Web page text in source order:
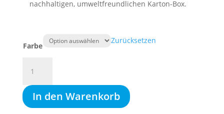
nachhaltigen, umweltfreundlichen Karton-Box.
Farbe
Zurücksetzen
WAVE
ALIEN
mirror,
Die
In den Warenkorb